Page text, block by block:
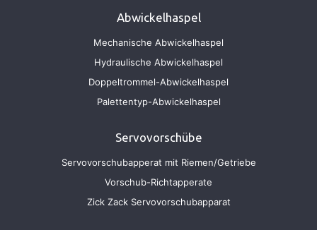
Abwickelhaspel
Mechanische Abwickelhaspel
Hydraulische Abwickelhaspel
Doppeltrommel-Abwickelhaspel
Palettentyp-Abwickelhaspel
Servovorschübe
Servovorschubapperat mit Riemen/Getriebe
Vorschub-Richtapperate
Zick Zack Servovorschubapparat